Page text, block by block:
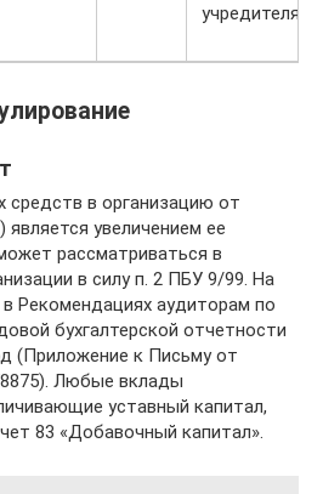
учредителя
средств в организацию от
является увеличением ее
рассматриваться в
в силу п. 2 ПБУ 9/99. На
Рекомендациях аудиторам по
бухгалтерской отчетности
(Приложение к Письму от
Любые вклады
уставный капитал,
83 «Добавочный капитал».